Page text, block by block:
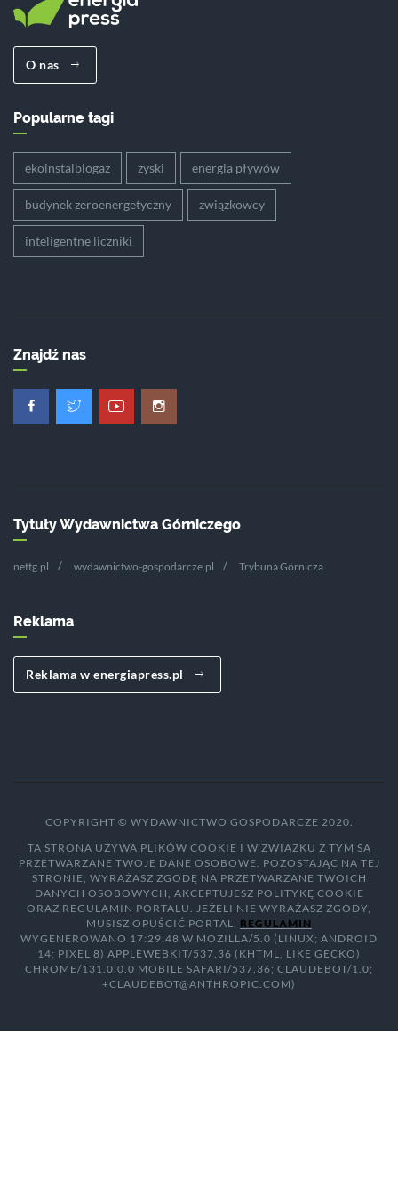
O nas
Popularne tagi
ekoinstalbiogaz zyski energia pływów
budynek zeroenergetyczny związkowcy
inteligentne liczniki
Znajdź nas
Tytuły Wydawnictwa Górniczego
nettg.pl wydawnictwo-gospodarcze.pl Trybuna Górnicza
Reklama
Reklama w energiapress.pl
COPYRIGHT © WYDAWNICTWO GOSPODARCZE 2020.
TA STRONA UŻYWA PLIKÓW COOKIE I W ZWIĄZKU Z TYM SĄ
PRZETWARZANE TWOJE DANE OSOBOWE. POZOSTAJĄC NA TEJ
STRONIE, WYRAŻASZ ZGODĘ NA PRZETWARZANE TWOICH
DANYCH OSOBOWYCH, AKCEPTUJESZ POLITYKĘ COOKIE
ORAZ REGULAMIN PORTALU. JEŻELI NIE WYRAŻASZ ZGODY,
MUSISZ OPUŚCIĆ PORTAL. REGULAMIN
WYGENEROWANO 17:29:48 W MOZILLA/5.0 (LINUX; ANDROID
14; PIXEL 8) APPLEWEBKIT/537.36 (KHTML, LIKE GECKO)
CHROME/131.0.0.0 MOBILE SAFARI/537.36; CLAUDEBOT/1.0;
+CLAUDEBOT@ANTHROPIC.COM)